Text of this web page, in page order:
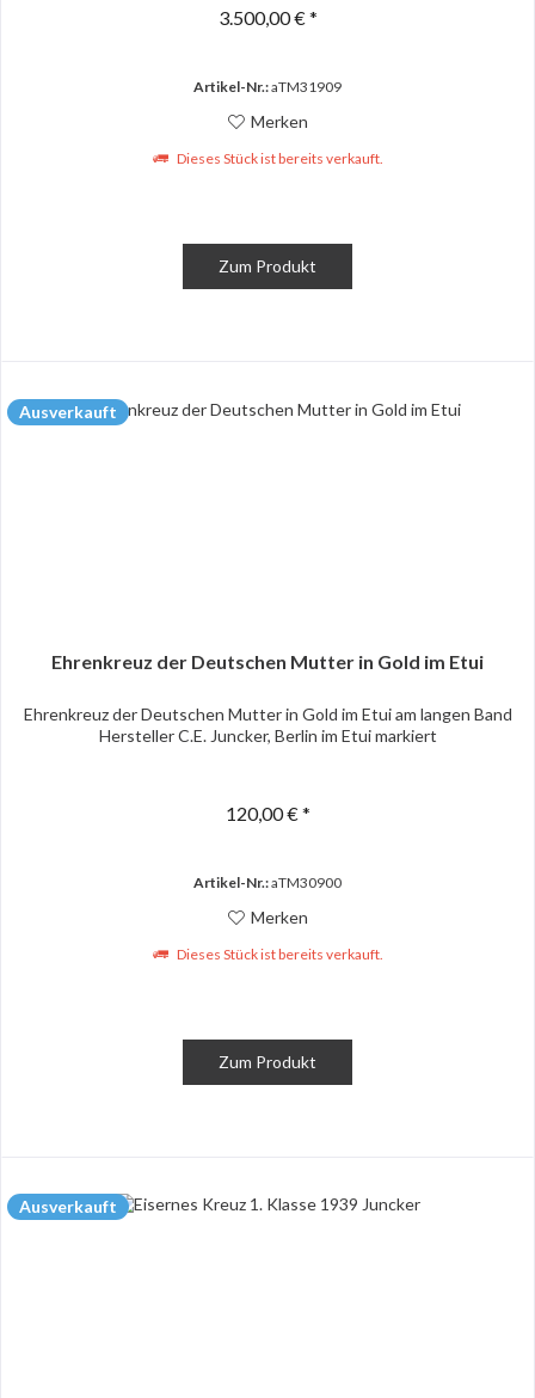
3.500,00 € *
Artikel-Nr.:aTM31909
Merken
Dieses Stück ist bereits verkauft.
Zum Produkt
Ausverkauft
Ehrenkreuz der Deutschen Mutter in Gold im Etui
Ehrenkreuz der Deutschen Mutter in Gold im Etui am langen Band
Hersteller C.E. Juncker, Berlin im Etui markiert
120,00 € *
Artikel-Nr.:aTM30900
Merken
Dieses Stück ist bereits verkauft.
Zum Produkt
Ausverkauft